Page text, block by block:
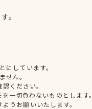
。
しています。
せん。
ください。
一切負わないものとします。
うお願いいたします。